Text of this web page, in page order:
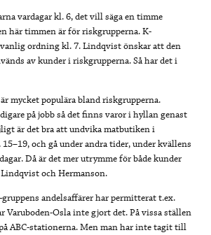
vardagar kl. 6, det vill säga en timme
här timmen är för riskgrupperna. K-
ordning kl. 7. Lindqvist önskar att den
av kunder i riskgrupperna. Så har det i
mycket populära bland riskgrupperna.
på jobb så det finns varor i hyllan genast
är det bra att undvika matbutiken i
och gå under andra tider, under kvällens
Då är det mer utrymme för både kunder
och Hermanson.
andelsaffärer har permitterat t.ex.
Varuboden-Osla inte gjort det. På vissa ställen
ABC-stationerna. Men man har inte tagit till